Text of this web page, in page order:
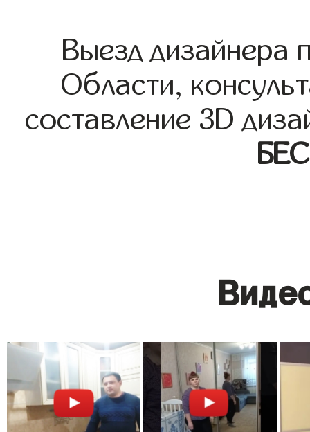
Выезд дизайнера
Области,
составление 3D